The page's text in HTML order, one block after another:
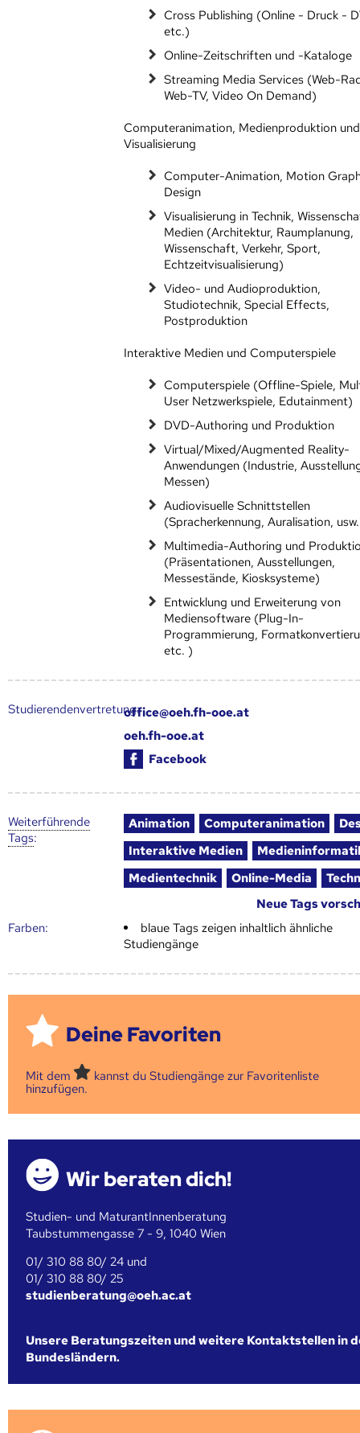
Cross Publishing (Online - Druck -
etc.)
Online-Zeitschriften und -Kataloge
Streaming Media Services (Web-
Web-TV, Video On Demand)
Computeranimation, Medienproduktion und
Visualisierung
Computer-Animation, Motion
Design
Visualisierung in Technik,
Medien (Architektur, Raumplanung,
Wissenschaft, Verkehr, Sport,
Echtzeitvisualisierung)
Video- und Audioproduktion,
Studiotechnik, Special Effects,
Postproduktion
Interaktive Medien und Computerspiele
Computerspiele (Offline-Spiele,
User Netzwerkspiele, Edutainment)
DVD-Authoring und Produktion
Virtual/Mixed/Augmented Reality-
Anwendungen (Industrie,
Messen)
Audiovisuelle Schnittstellen
(Spracherkennung, Auralisation,
Multimedia-Authoring und
(Präsentationen, Ausstellungen,
Messestände, Kiosksysteme)
Entwicklung und Erweiterung von
Mediensoftware (Plug-In-
Programmierung,
etc. )
Studierendenvertretung:office@oeh.fh-ooe.at
oeh.fh-ooe.at
Facebook
Weiter­führende
Tags:
Animation Computeranimation
Interaktive Medien
Medientechnik
Online-Media
Neue Tags
Farben:
blaue Tags zeigen inhaltlich ähnliche
Studiengänge
Deine Favoriten
Mit dem
kannst du Studiengänge zur Favoritenliste
hinzufügen.
Wir beraten dich!
Studien- und MaturantInnenberatung
Taubstummengasse 7 - 9, 1040 Wien
01/ 310 88 80/ 24 und
01/ 310 88 80/ 25
studienberatung@oeh.ac.at
Unsere Beratungszeiten und weitere Kontaktstellen in
Bundesländern.